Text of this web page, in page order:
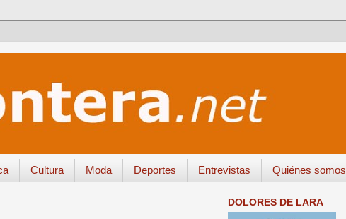
Cultura Moda Deportes Entrevistas Quiénes somos
DOLORES DE LARA